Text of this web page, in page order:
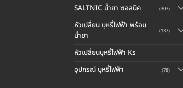
SALTNIC น้ำยา ซอลนิค (307)
หัวเปลี่ยน บุหรี่ไฟฟ้า พร้อม
น้ำยา
(137)
หัวเปลี่ยนบุหรี่ไฟฟ้า Ks
อุปกรณ์ บุหรี่ไฟฟ้า (78)